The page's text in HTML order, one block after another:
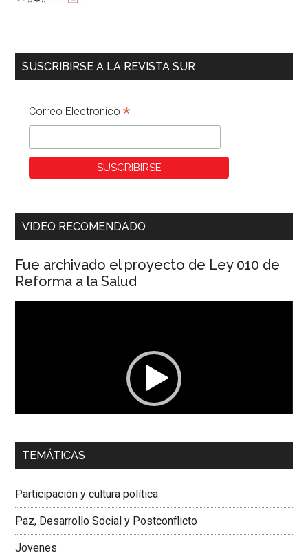
SUSCRIBIRSE A LA REVISTA SUR
Correo Electronico*
VIDEO RECOMENDADO
Fue archivado el proyecto de Ley 010 de
Reforma a la Salud
00:00 01:04
Dra. Carolina Corcho Mejía,Presidenta Corporación
Colombiana
TEMÁTICAS
Participación y cultura política
Paz, Desarrollo Social y Postconflicto
Jovenes